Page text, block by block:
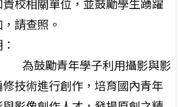
校相關單位，並鼓勵學生踴躍
請查照。
為鼓勵青年學子利用攝影與影
技術進行創作，培育國內青年